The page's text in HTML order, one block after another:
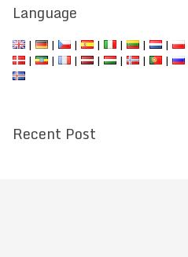
Language
| | | | | | |
|
| | | | | |
Recent Post